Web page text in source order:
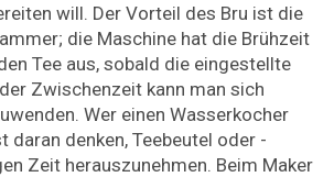
will. Der Vorteil des Bru ist die
die Maschine hat die Brühzeit
Tee aus, sobald die eingestellte
Zwischenzeit kann man sich
Wer einen Wasserkocher
daran denken, Teebeutel oder -
Zeit herauszunehmen. Beim Maker